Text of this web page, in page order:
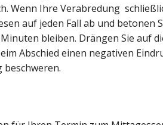
Wenn Ihre Verabredung
auf jeden Fall ab und betonen
bleiben. Drängen Sie auf
Abschied einen negativen